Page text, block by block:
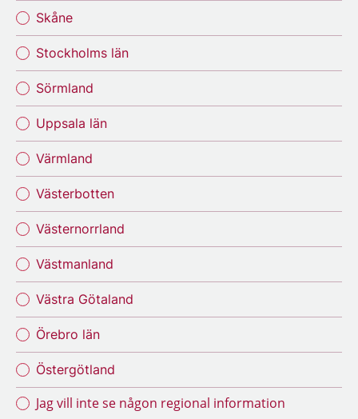
Skåne
Stockholms län
Sörmland
Uppsala län
Värmland
Västerbotten
Västernorrland
Västmanland
Västra Götaland
Örebro län
Östergötland
Jag vill inte se någon regional information